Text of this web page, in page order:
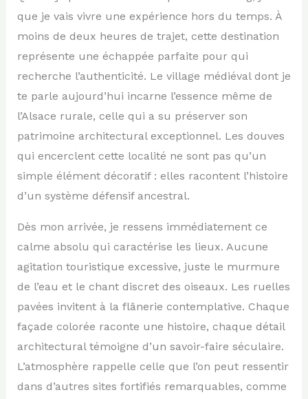
que je vais vivre une expérience hors du temps. À
moins de deux heures de trajet, cette destination
représente une échappée parfaite pour qui
recherche l’authenticité. Le village médiéval dont je
te parle aujourd’hui incarne l’essence même de
l’Alsace rurale, celle qui a su préserver son
patrimoine architectural exceptionnel. Les douves
qui encerclent cette localité ne sont pas qu’un
simple élément décoratif : elles racontent l’histoire
d’un système défensif ancestral.
Dès mon arrivée, je ressens immédiatement ce
calme absolu qui caractérise les lieux. Aucune
agitation touristique excessive, juste le murmure
de l’eau et le chant discret des oiseaux. Les ruelles
pavées invitent à la flânerie contemplative. Chaque
façade colorée raconte une histoire, chaque détail
architectural témoigne d’un savoir-faire séculaire.
L’atmosphère rappelle celle que l’on peut ressentir
dans d’autres sites fortifiés remarquables, comme